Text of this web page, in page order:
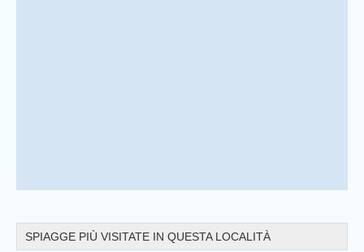
SPIAGGE PIÙ VISITATE IN QUESTA LOCALITÀ